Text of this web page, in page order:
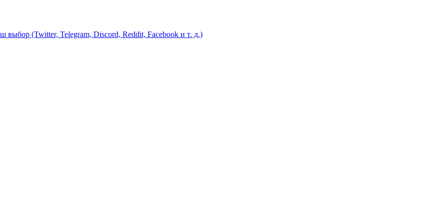
(Twitter, Telegram, Discord, Reddit, Facebook и т. д.)